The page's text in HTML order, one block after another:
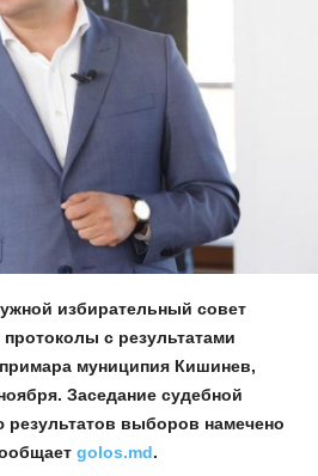
избирательный совет
с результатами
муниципия Кишинев,
Заседание судебной
результатов выборов намечено
golos.md.